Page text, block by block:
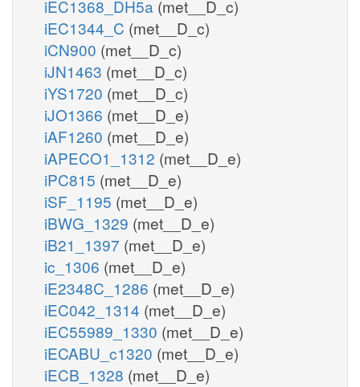
iEC1368_DH5a (met__D_c)
iEC1344_C (met__D_c)
iCN900 (met__D_c)
iJN1463 (met__D_c)
iYS1720 (met__D_c)
iJO1366 (met__D_e)
iAF1260 (met__D_e)
iAPECO1_1312 (met__D_e)
iPC815 (met__D_e)
iSF_1195 (met__D_e)
iBWG_1329 (met__D_e)
iB21_1397 (met__D_e)
ic_1306 (met__D_e)
iE2348C_1286 (met__D_e)
iEC042_1314 (met__D_e)
iEC55989_1330 (met__D_e)
iECABU_c1320 (met__D_e)
iECB_1328 (met__D_e)